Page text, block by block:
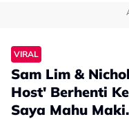
VIRAL
Sam Lim &
Host' Berhenti
Saya Mahu